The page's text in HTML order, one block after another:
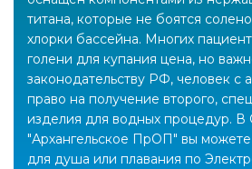
титана, которые не боятся
хлорки бассейна. Многих
голени для купания цена, но
законодательству РФ, человек с
право на получение второго,
изделия для водных процедур.
"Архангельское ПрОП" вы
для душа или плавания по